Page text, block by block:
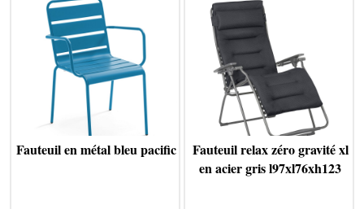
Fauteuil en métal bleu pacific
Fauteuil relax zéro gravité xl
en acier gris l97xl76xh123